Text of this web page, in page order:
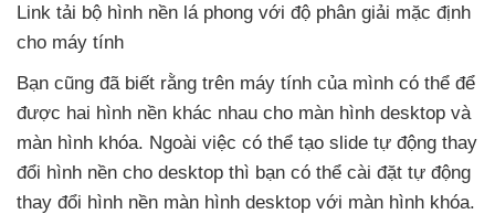
Link tải bộ hình nền lá phong với độ phân giải mặc định
cho máy tính
Bạn cũng đã biết rằng trên máy tính của mình có thể để
được hai hình nền khác nhau cho màn hình desktop và
màn hình khóa. Ngoài việc có thể tạo slide tự động thay
đổi hình nền cho desktop thì bạn có thể cài đặt tự động
thay đổi hình nền màn hình desktop với màn hình khóa.